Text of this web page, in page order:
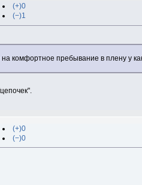
(+)0
(−)1
комфортное пребывание в плену у
(+)0
(−)0